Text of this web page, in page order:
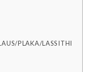
PLAKA/LASSITHI